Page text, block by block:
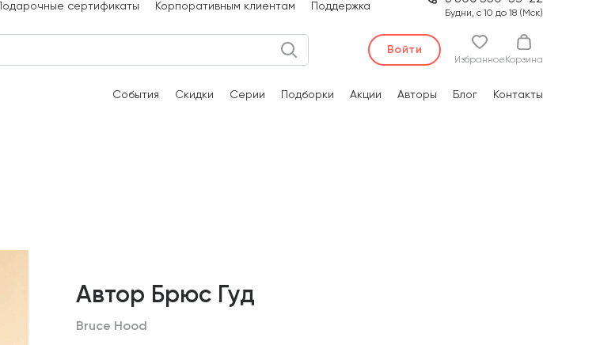
Подарочные сертификаты Корпоративным клиентам Поддержка
Будни, с 10 до 18 (Мск)
Войти
Избранное Корзина
События Скидки Серии Подборки Акции Авторы Блог Контакты
Автор Брюс Гуд
Bruce Hood